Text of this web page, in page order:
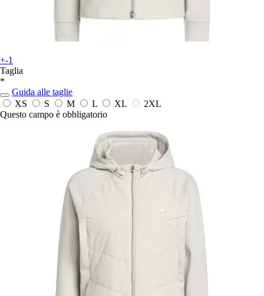
+-1
Taglia
*
Guida alle taglie
XS
S M L XL
2XL
Questo campo è obbligatorio